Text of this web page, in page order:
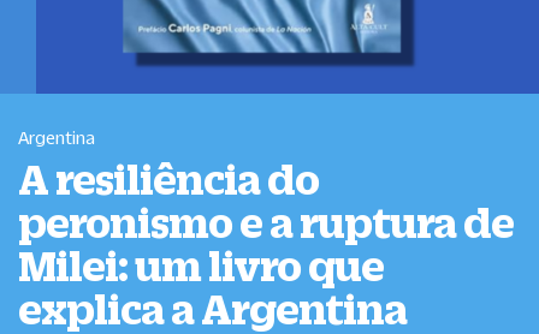
Argentina
A resiliência do
peronismo e a ruptura de
Milei: um livro que
explica a Argentina